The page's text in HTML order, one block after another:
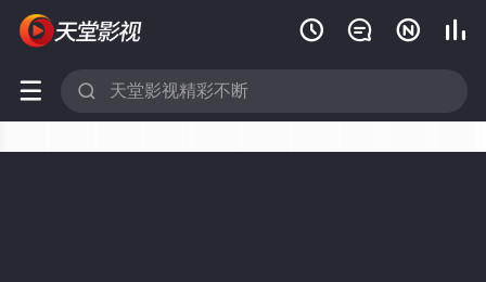
   
 